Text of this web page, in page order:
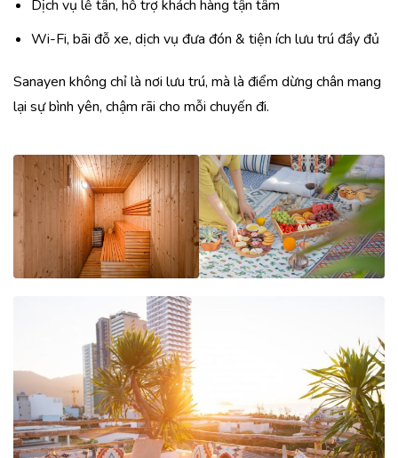
Dịch vụ lễ tân, hỗ trợ khách hàng tận tâm
Wi-Fi, bãi đỗ xe, dịch vụ đưa đón & tiện ích lưu trú đầy đủ
Sanayen không chỉ là nơi lưu trú, mà là điểm dừng chân mang
lại sự bình yên, chậm rãi cho mỗi chuyến đi.